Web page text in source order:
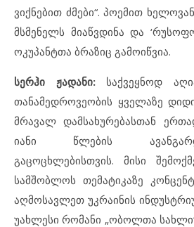
ვიქნებით ძმები“. პოემით
მსმენელს მიაწვდინა და
ოკუპანტთა ბრაზიც გამოიწვია.
სერჰი ჟადანი:საქვეყნოდ
თანამედროვეობის ყველაზე
მრავალ დამსახურებასთან
იანი წლების
გაცოცხლებისთვის. მისი
სამშობლოს თემატიკაზე
აღმოსავლეთ უკრაინის
უახლესი რომანი „ობოლთა